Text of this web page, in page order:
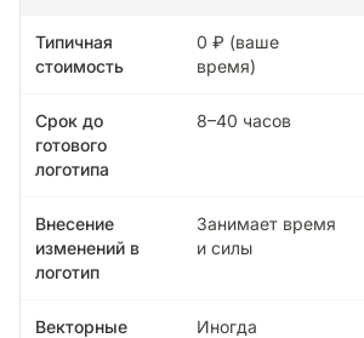
Типичная
стоимость
0 ₽ (ваше
время)
Срок до
готового
логотипа
8–40 часов
Внесение
изменений в
логотип
Занимает время
и силы
Векторные
Иногда